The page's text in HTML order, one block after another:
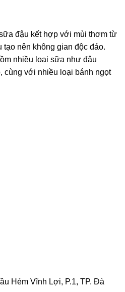
đậu kết hợp với mùi thơm từ
tạo nên không gian độc đáo.
nhiều loại sữa như đậu
cùng với nhiều loại bánh ngọt
Hẻm Vĩnh Lợi, P.1, TP. Đà